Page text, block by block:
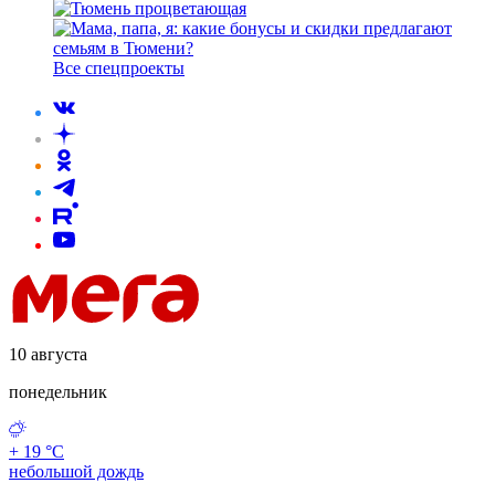
Все спецпроекты
10 августа
понедельник
+ 19 °С
небольшой дождь